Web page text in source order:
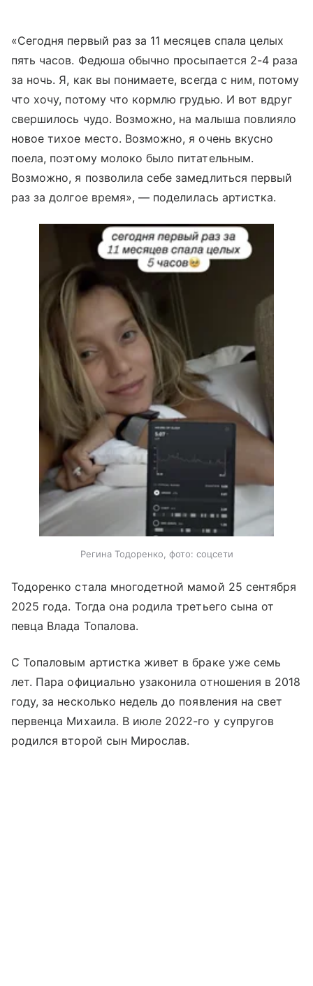
«Сегодня первый раз за 11 месяцев спала целых
пять часов. Федюша обычно просыпается 2-4 раза
за ночь. Я, как вы понимаете, всегда с ним, потому
что хочу, потому что кормлю грудью. И вот вдруг
свершилось чудо. Возможно, на малыша повлияло
новое тихое место. Возможно, я очень вкусно
поела, поэтому молоко было питательным.
Возможно, я позволила себе замедлиться первый
раз за долгое время», — поделилась артистка.
Регина Тодоренко, фото: соцсети
Тодоренко стала многодетной мамой 25 сентября
2025 года. Тогда она родила третьего сына от
певца Влада Топалова.
С Топаловым артистка живет в браке уже семь
лет. Пара официально узаконила отношения в 2018
году, за несколько недель до появления на свет
первенца Михаила. В июле 2022-го у супругов
родился второй сын Мирослав.